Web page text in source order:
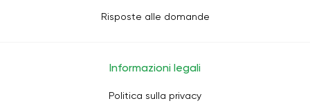
Risposte alle domande
Informazioni legali
Politica sulla privacy